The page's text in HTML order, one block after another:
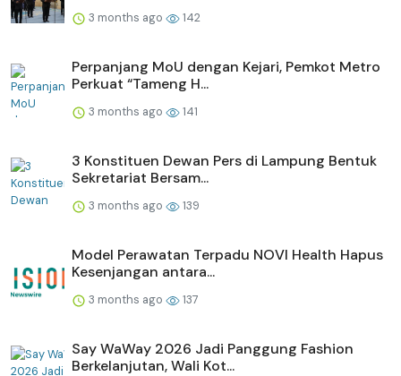
3 months ago 142
Perpanjang MoU dengan Kejari, Pemkot Metro
Perkuat “Tameng H...
3 months ago 141
3 Konstituen Dewan Pers di Lampung Bentuk
Sekretariat Bersam...
3 months ago 139
Model Perawatan Terpadu NOVI Health Hapus
Kesenjangan antara...
3 months ago 137
Say WaWay 2026 Jadi Panggung Fashion
Berkelanjutan, Wali Kot...